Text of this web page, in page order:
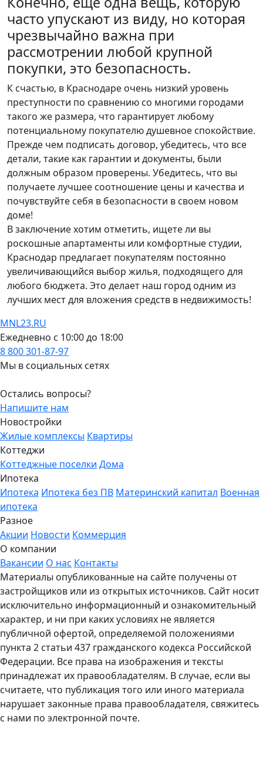
часто упускают из виду, но которая
чрезвычайно важна при
рассмотрении любой крупной
покупки, это безопасность.
К счастью, в Краснодаре очень низкий уровень
преступности по сравнению со многими городами
такого же размера, что гарантирует любому
потенциальному покупателю душевное спокойствие.
Прежде чем подписать договор, убедитесь, что все
детали, такие как гарантии и документы, были
должным образом проверены. Убедитесь, что вы
получаете лучшее соотношение цены и качества и
почувствуйте себя в безопасности в своем новом
доме!
В заключение хотим отметить, ищете ли вы
роскошные апартаменты или комфортные студии,
Краснодар предлагает покупателям постоянно
увеличивающийся выбор жилья, подходящего для
любого бюджета. Это делает наш город одним из
лучших мест для вложения средств в недвижимость!
MNL23.RU
Ежедневно с 10:00 до 18:00
8 800 301-87-97
Мы в социальных сетях
Остались вопросы?
Напишите нам
Новостройки
Жилые комплексы Квартиры
Коттеджи
Коттеджные поселки Дома
Ипотека
Ипотека Ипотека без ПВ Материнский капитал Военная
ипотека
Разное
Акции Новости Коммерция
О компании
Вакансии О нас Контакты
Материалы опубликованные на сайте получены от
застройщиков или из открытых источников. Сайт носит
исключительно информационный и ознакомительный
характер, и ни при каких условиях не является
публичной офертой, определяемой положениями
пункта 2 статьи 437 гражданского кодекса Российской
Федерации. Все права на изображения и тексты
принадлежат их правообладателям. В случае, если вы
считаете, что публикация того или иного материала
нарушает законные права правообладателя, свяжитесь
с нами по электронной почте.